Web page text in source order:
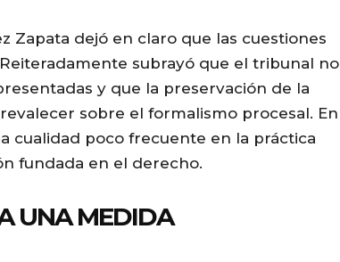
Zapata dejó en claro que las cuestiones
subrayó que el tribunal no
y que la preservación de la
sobre el formalismo procesal. En
cualidad poco frecuente en la práctica
fundada en el derecho.
UNA MEDIDA